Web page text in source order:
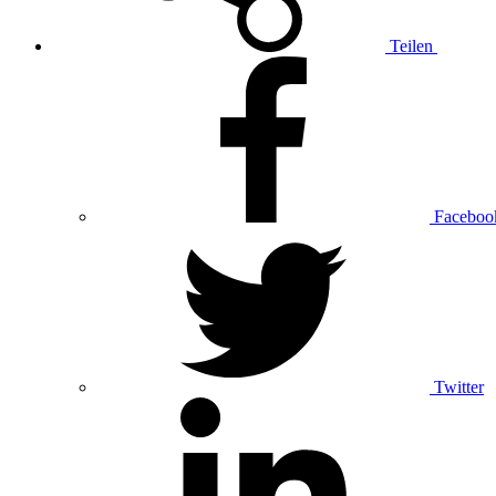
Teilen
Twitter